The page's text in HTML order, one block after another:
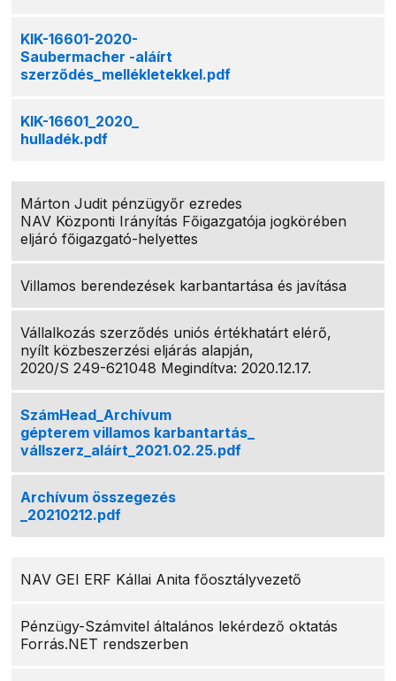
KIK-16601-2020-
Saubermacher -aláírt
szerződés_mellékletekkel.pdf
KIK-16601_2020_
hulladék.pdf
Márton Judit pénzügyőr ezredes
NAV Központi Irányítás Főigazgatója jogkörében
eljáró főigazgató-helyettes
Villamos berendezések karbantartása és javítása
Vállalkozás szerződés uniós értékhatárt elérő,
nyílt közbeszerzési eljárás alapján,
2020/S 249-621048 Megindítva: 2020.12.17.
SzámHead_Archívum
gépterem villamos karbantartás_
vállszerz_aláírt_2021.02.25.pdf
Archívum összegezés
_20210212.pdf
NAV GEI ERF Kállai Anita főosztályvezető
Pénzügy-Számvitel általános lekérdező oktatás
Forrás.NET rendszerben